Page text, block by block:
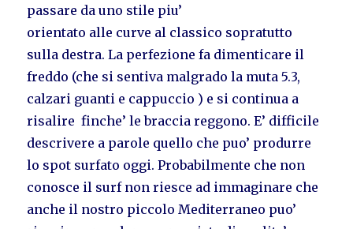
passare da uno stile piu’
orientato alle curve al classico sopratutto
sulla destra. La perfezione fa dimenticare il
freddo (che si sentiva malgrado la muta 5.3,
calzari guanti e cappuccio ) e si continua a
risalire finche’ le braccia reggono. E’ difficile
descrivere a parole quello che puo’ produrre
lo spot surfato oggi. Probabilmente che non
conosce il surf non riesce ad immaginare che
anche il nostro piccolo Mediterraneo puo’